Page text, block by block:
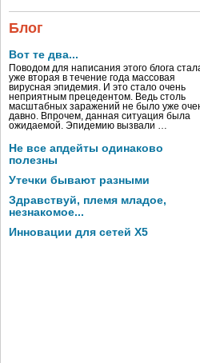
Блог
Вот те два...
Поводом для написания этого блога
уже вторая в течение года массовая
вирусная эпидемия. И это стало очень
неприятным прецедентом. Ведь столь
масштабных заражений не было уже
давно. Впрочем, данная ситуация была
ожидаемой. Эпидемию вызвали …
Не все апдейты одинаково
полезны
Утечки бывают разными
Здравствуй, племя младое,
незнакомое...
Инновации для сетей X5